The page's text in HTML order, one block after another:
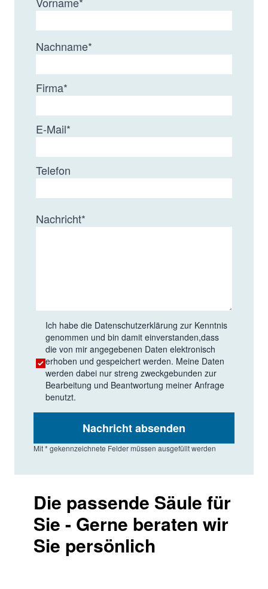
SUPREMA
Prep
20 µm 30 - 30.000 Å
*zusätzlich "linear"-Produkte mit gemischter
Porengröße vorhanden
Nachname*
Firma*
E-Mail*
Telefon
Nachricht*
Ich habe die Datenschutzerklärung zur Kenntnis
genommen und bin damit einverstanden,dass
die von mir angegebenen Daten elektronisch
erhoben und gespeichert werden. Meine Daten
werden dabei nur streng zweckgebunden zur
Bearbeitung und Beantwortung meiner Anfrage
benutzt.
Nachricht absenden
Mit * gekennzeichnete Felder müssen ausgefüllt werden
Die passende Säule für
Sie - Gerne beraten wir
Sie persönlich